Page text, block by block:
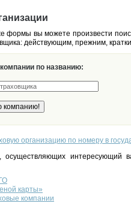
вы можете произвести
действующим, прежним,
по названию:
организацию по номеру в
осуществляющих интересующий
карты»
компании